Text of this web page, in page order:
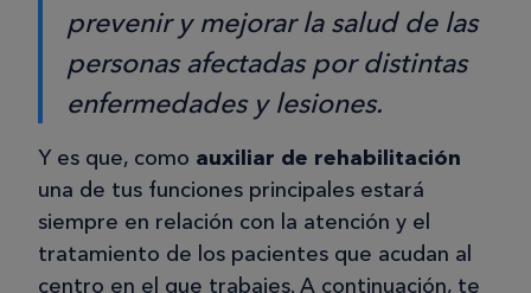
prevenir y mejorar la salud de las
personas afectadas por distintas
enfermedades y lesiones.
Y es que, como auxiliar de rehabilitación
una de tus funciones principales estará
siempre en relación con la atención y el
tratamiento de los pacientes que acudan al
centro en el que trabajes. A continuación, te